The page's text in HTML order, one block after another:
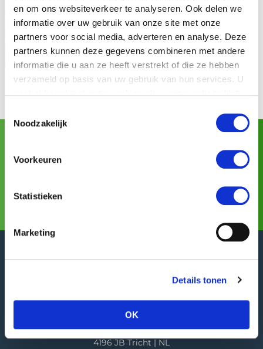
en om ons websiteverkeer te analyseren. Ook delen we
informatie over uw gebruik van onze site met onze
partners voor social media, adverteren en analyse. Deze
partners kunnen deze gegevens combineren met andere
informatie die u aan ze heeft verstrekt of die ze hebben
verzameld op basis van uw gebruik van hun services. U
Noodzakelijk
Voorkeuren
Statistieken
Marketing
Details tonen
OK
Pour toute l’information complémentaire
GREEFA Siège social
Adresse publique
Langstraat 12
4196 JB Tricht | NL